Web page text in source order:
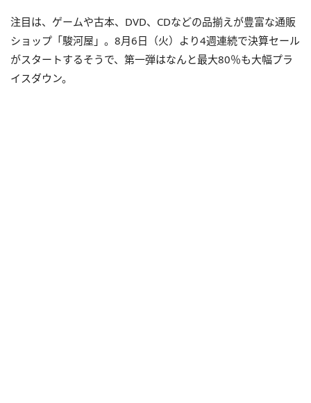
注目は、ゲームや古本、DVD、CDなどの品揃えが豊富な通販
ショップ「駿河屋」。8月6日（火）より4週連続で決算セール
がスタートするそうで、第一弾はなんと最大80％も大幅プラ
イスダウン。